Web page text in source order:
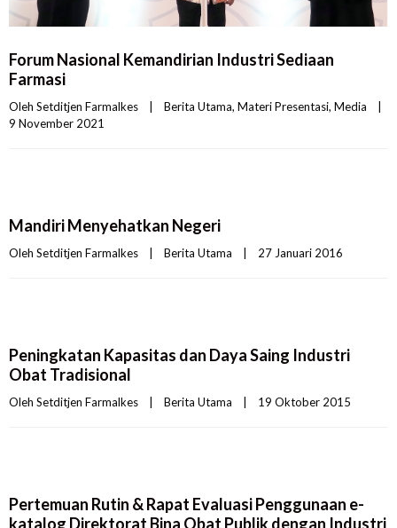
Forum Nasional Kemandirian Industri Sediaan
Farmasi
Oleh Setditjen Farmalkes Berita Utama, Materi Presentasi, Media
9 November 2021
Mandiri Menyehatkan Negeri
Oleh Setditjen Farmalkes Berita Utama 27 Januari 2016
Peningkatan Kapasitas dan Daya Saing Industri
Obat Tradisional
Oleh Setditjen Farmalkes Berita Utama 19 Oktober 2015
Pertemuan Rutin & Rapat Evaluasi Penggunaan e-
katalog Direktorat Bina Obat Publik dengan Industri